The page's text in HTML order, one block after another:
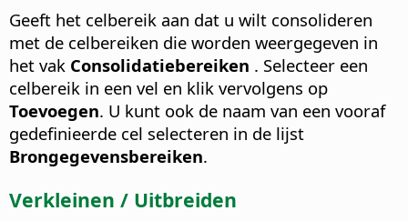
Geeft het celbereik aan dat u wilt consolideren
met de celbereiken die worden weergegeven in
het vak Consolidatiebereiken . Selecteer een
celbereik in een vel en klik vervolgens op
Toevoegen. U kunt ook de naam van een vooraf
gedefinieerde cel selecteren in de lijst
Brongegevensbereiken.
Verkleinen / Uitbreiden